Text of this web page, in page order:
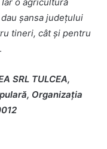
șansa județului
tineri, cât și pentru
SRL TULCEA,
Organizația